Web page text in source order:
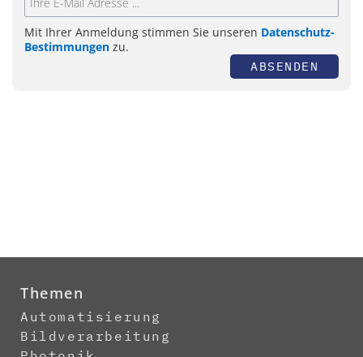
Mit Ihrer Anmeldung stimmen Sie unseren Datenschutz-
Bestimmungen zu.
ABSENDEN
Themen
Automatisierung
Bildverarbeitung